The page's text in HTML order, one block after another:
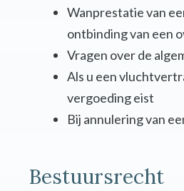
Wanprestatie van
ontbinding van een
Vragen over de
Als u een
vergoeding eist
Bij annulering van
Bestuursrecht